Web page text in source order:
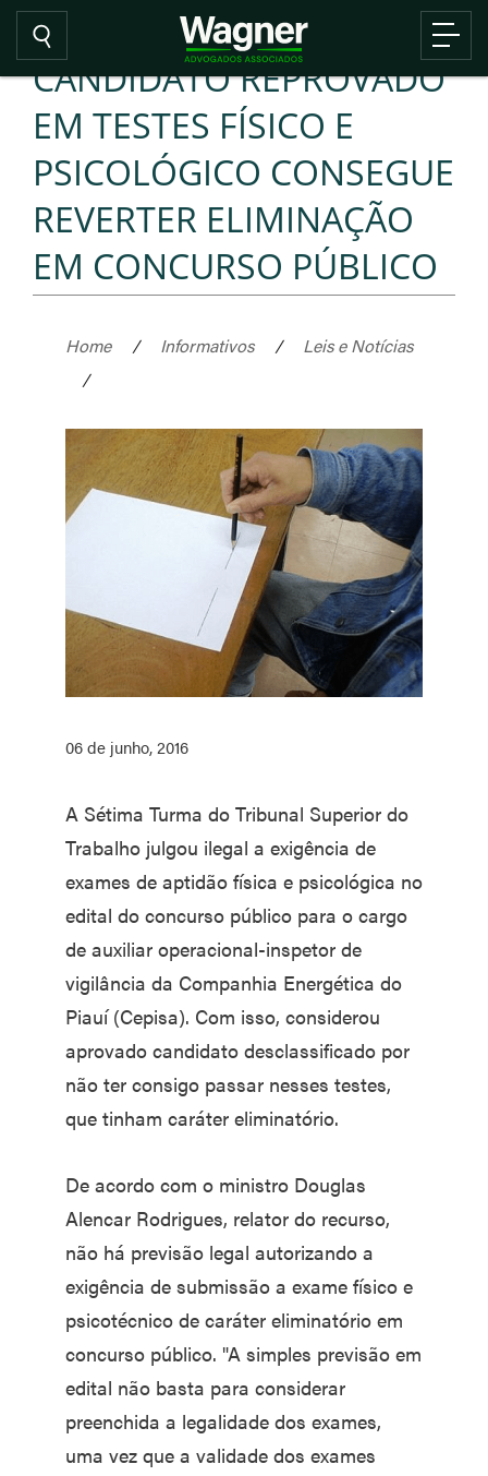
CANDIDATO REPROVADO
EM TESTES FÍSICO E
PSICOLÓGICO CONSEGUE
REVERTER ELIMINAÇÃO
EM CONCURSO PÚBLICO
Home / Informativos /
Leis e Notícias
/
06 de junho, 2016
A Sétima Turma do Tribunal Superior do
Trabalho julgou ilegal a exigência de
exames de aptidão física e psicológica no
edital do concurso público para o cargo
de auxiliar operacional-inspetor de
vigilância da Companhia Energética do
Piauí (Cepisa). Com isso, considerou
aprovado candidato desclassificado por
não ter consigo passar nesses testes,
que tinham caráter eliminatório.
De acordo com o ministro Douglas
Alencar Rodrigues, relator do recurso,
não há previsão legal autorizando a
exigência de submissão a exame físico e
psicotécnico de caráter eliminatório em
concurso público. "A simples previsão em
edital não basta para considerar
preenchida a legalidade dos exames,
uma vez que a validade dos exames